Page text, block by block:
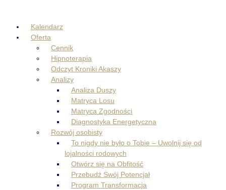
content
Kalendarz
Oferta
Cennik
Hipnoterapia
Odczyt Kroniki Akaszy
Analizy
Analiza Duszy
Matryca Losu
Matryca Zgodności
Diagnostyka Energetyczna
Rozwój osobisty
To nigdy nie było o Tobie – Uwolnij się od
lojalności rodowych
Otwórz się na Obfitość
Przebudź Swój Potencjał
Program Transformacja